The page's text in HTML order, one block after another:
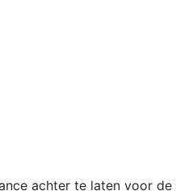
achter te laten voor de